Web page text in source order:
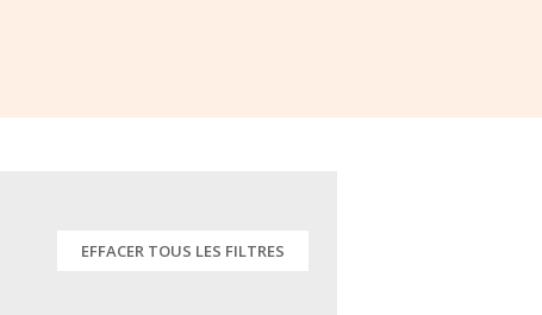
EFFACER TOUS LES FILTRES